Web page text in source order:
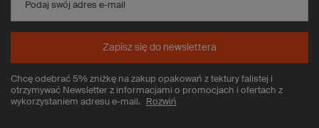
Podaj swój adres e-mail
Chcę odebrać 5% zniżkę na zakup opakowań z tektury falistej i
otrzymywać Newsletter z informacjami o promocjach i ofertach z
wykorzystaniem adresu e-mail.
Rozwiń
Zapisz się do newslettera